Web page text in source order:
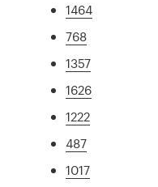
1464
768
1357
1626
1222
487
1017